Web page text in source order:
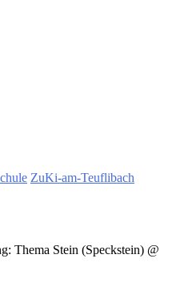
ZuKi-am-Teuflibach
Thema Stein (Speckstein) @